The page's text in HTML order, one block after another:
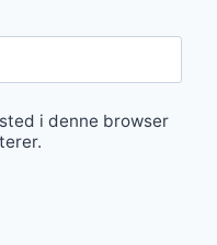
i denne browser